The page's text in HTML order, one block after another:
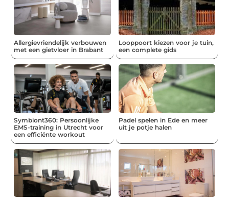
Allergievriendelijk verbouwen
met een gietvloer in Brabant
Looppoort kiezen voor je tuin,
een complete gids
Symbiont360: Persoonlijke
EMS-training in Utrecht voor
een efficiënte workout
Padel spelen in Ede en meer
uit je potje halen